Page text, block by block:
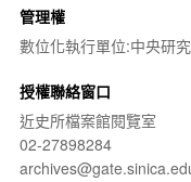
管理權
數位化執行單位:中央研
授權聯絡窗口
近史所檔案館閱覽室
02-27898284